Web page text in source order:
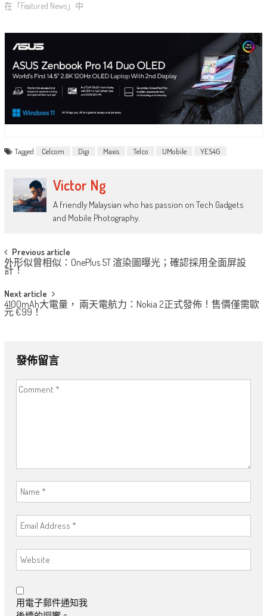
在「Featured News」中
Tagged Celcom Digi Maxis Telco UMobile YES4G
Victor Ng
A friendly Malaysian who has passion on Tech Gadgets
and Mobile Photography.
Post
navigation
Previous article
外形似曾相似：OnePlus 5T 渲染圖曝光；確認採用全面屏設
計！
Next article
4100mAh大電量， 兩天電航力：Nokia 2正式發佈！售價僅需歐
元 €99！
發佈留言
用電子郵件通知我